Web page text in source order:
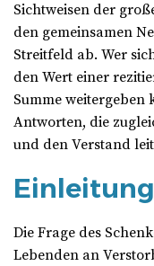
Sichtweisen der
den gemeinsamen
Streitfeld ab. Wer
den Wert einer
Summe
Antworten, die
und den Verstand
Einleitung
Die Frage des
Lebenden an